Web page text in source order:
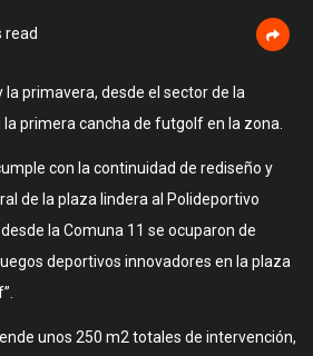
read
la primavera, desde el sector de la
primera cancha de futgolf en la zona.
con la continuidad de rediseño y
de la plaza lindera al Polideportivo
la Comuna 11 se ocuparon de
deportivos innovadores en la plaza
unos 250 m2 totales de intervención,